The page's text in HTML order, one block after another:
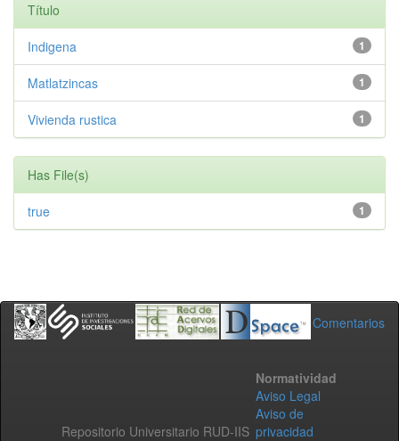
Título
1
Indigena
1
Matlatzincas
1
Vivienda rustica
Has File(s)
1
true
Comentarios
Repositorio Universitario RUD-IIS
Normatividad
Aviso Legal
Aviso de
privacidad